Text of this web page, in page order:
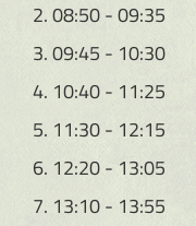
2. 08:50 - 09:35
3. 09:45 - 10:30
4. 10:40 - 11:25
5. 11:30 - 12:15
6. 12:20 - 13:05
7. 13:10 - 13:55